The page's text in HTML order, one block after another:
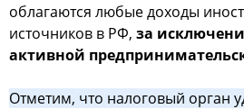
облагаются любые доходы
источников в РФ, за
активной
Отметим, что налоговый орган